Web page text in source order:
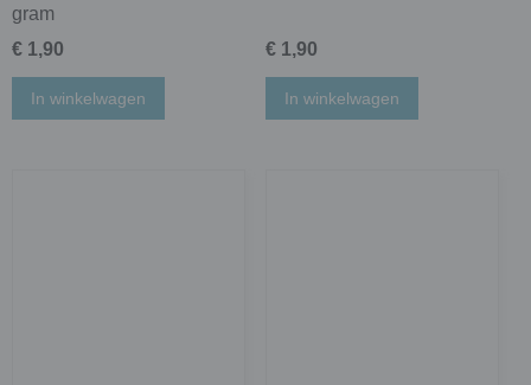
gram
€ 1,90
In winkelwagen
€ 1,90
In winkelwagen